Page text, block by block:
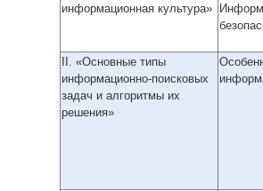
информационная культура»
II. «Основные типы
информационно-поисковых
задач и алгоритмы их
решения»